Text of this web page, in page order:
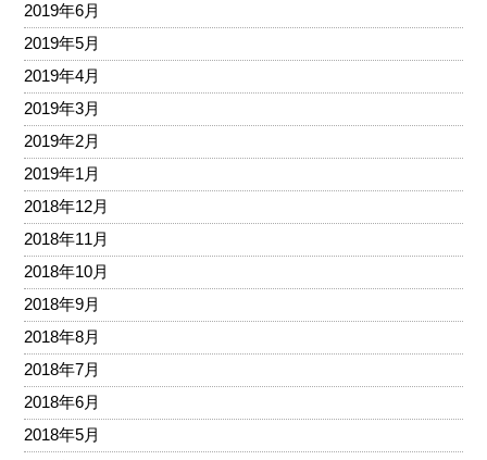
2019年6月
2019年5月
2019年4月
2019年3月
2019年2月
2019年1月
2018年12月
2018年11月
2018年10月
2018年9月
2018年8月
2018年7月
2018年6月
2018年5月